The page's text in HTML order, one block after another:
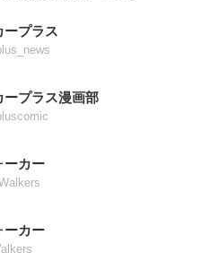
ープラス
ープラス漫画部
ーカー
ーカー